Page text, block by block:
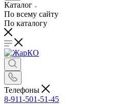
Каталог
По всему сайту
По каталогу
Телефоны
8-911-501-51-45